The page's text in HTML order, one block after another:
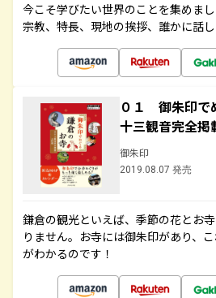
今こそ学びたい世界のことを集めま
宗教、特長、現地の挨拶、誰かに話し
０１ 御朱印で
十三観音完全
御朱印
2019.08.07 発売
鎌倉の観光といえば、季節の花とお
りません。お寺には御朱印があり、
がわかるのです！